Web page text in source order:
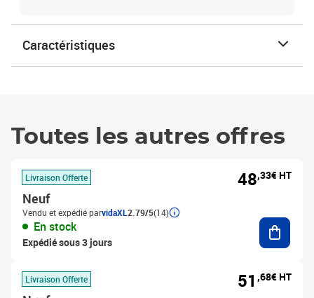
Caractéristiques
Toutes les autres offres
Livraison Offerte
Neuf
Vendu et expédié parvidaXL 2.79/5(14)
En stock
Expédié sous 3 jours
48,33€ HT
Livraison Offerte 51 ,68€ HT